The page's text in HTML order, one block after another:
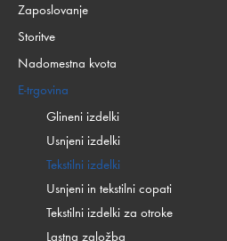
Zaposlovanje
Storitve
Nadomestna kvota
E-trgovina
Glineni izdelki
Usnjeni izdelki
Tekstilni izdelki
Usnjeni in tekstilni copati
Tekstilni izdelki za otroke
Lastna založba